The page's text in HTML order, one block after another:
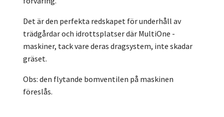
Det är den perfekta redskapet för underhåll av
trädgårdar och idrottsplatser där MultiOne -
maskiner, tack vare deras dragsystem, inte skadar
gräset.
Obs: den flytande bomventilen på maskinen
föreslås.